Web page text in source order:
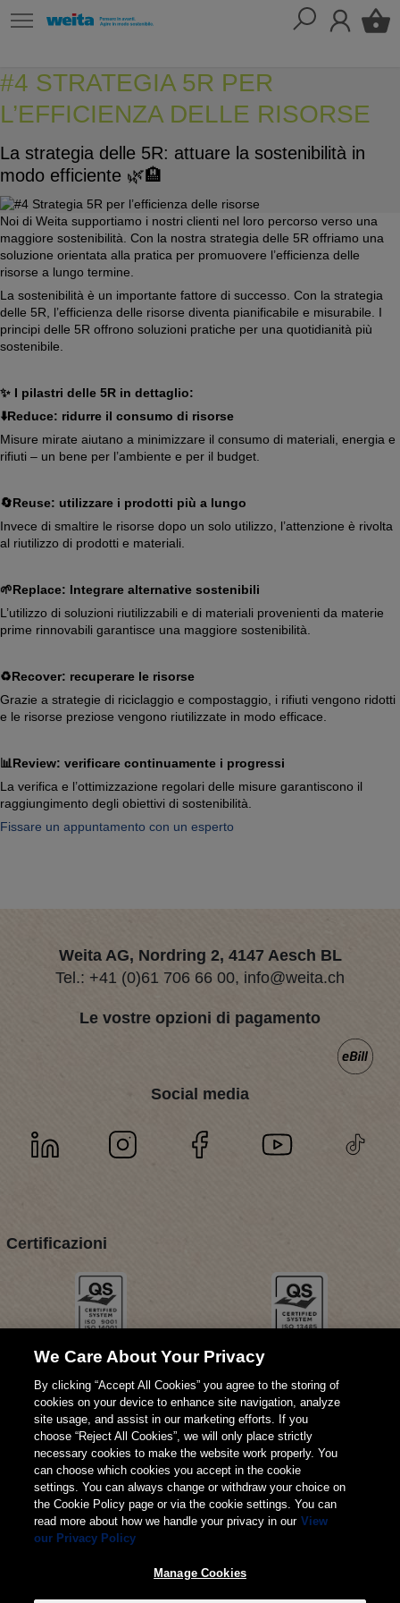
#4 STRATEGIA 5R PER
L’EFFICIENZA DELLE RISORSE
La strategia delle 5R: attuare la sostenibilità in
modo efficiente 🌿🏨
Noi di Weita supportiamo i nostri clienti nel loro percorso verso una
maggiore sostenibilità. Con la nostra strategia delle 5R offriamo una
soluzione orientata alla pratica per promuovere l’efficienza delle
risorse a lungo termine.
La sostenibilità è un importante fattore di successo. Con la strategia
delle 5R, l’efficienza delle risorse diventa pianificabile e misurabile. I
principi delle 5R offrono soluzioni pratiche per una quotidianità più
sostenibile.
✨ I pilastri delle 5R in dettaglio:
⬇️Reduce: ridurre il consumo di risorse
Misure mirate aiutano a minimizzare il consumo di materiali, energia e
rifiuti – un bene per l’ambiente e per il budget.
🔄️Reuse: utilizzare i prodotti più a lungo
Invece di smaltire le risorse dopo un solo utilizzo, l’attenzione è rivolta
al riutilizzo di prodotti e materiali.
🌱Replace: Integrare alternative sostenibili
L’utilizzo di soluzioni riutilizzabili e di materiali provenienti da materie
prime rinnovabili garantisce una maggiore sostenibilità.
♻️Recover: recuperare le risorse
Grazie a strategie di riciclaggio e compostaggio, i rifiuti vengono ridotti
e le risorse preziose vengono riutilizzate in modo efficace.
📊Review: verificare continuamente i progressi
La verifica e l’ottimizzazione regolari delle misure garantiscono il
raggiungimento degli obiettivi di sostenibilità.
Fissare un appuntamento con un esperto
Weita AG, Nordring 2, 4147 Aesch BL
Tel.: +41 (0)61 706 66 00, info@weita.ch
Le vostre opzioni di pagamento
Social media
Certificazioni
© 2026 Weita AG
We Care About Your Privacy
By clicking “Accept All Cookies” you agree to the storing of
cookies on your device to enhance site navigation, analyze
site usage, and assist in our marketing efforts. If you
choose “Reject All Cookies”, we will only place strictly
necessary cookies to make the website work properly. You
can choose which cookies you accept in the cookie
settings. You can always change or withdraw your choice on
the Cookie Policy page or via the cookie settings. You can
read more about how we handle your privacy in our View
our Privacy Policy
Manage Cookies